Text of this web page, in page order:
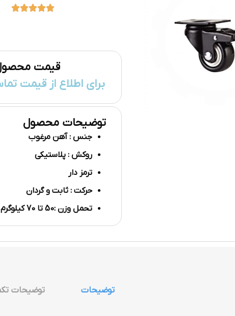





قیمت
برای اطلاع از قیمت
توضیحات محصول
جنس : آهن مرغوب
روکش : پلاستیکی
ترمز دار
حرکت : ثابت و گردان
تحمل وزن :50 تا 70 کیلوگرم
توضیحات توضیحات